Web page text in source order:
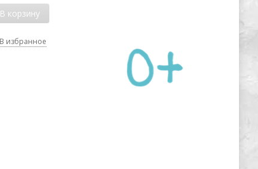
В корзину
В избранное